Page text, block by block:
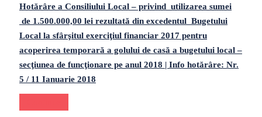
Hotărâre a Consiliului Local – privind utilizarea sumei
de 1.500.000,00 lei rezultată din excedentul Bugetului
Local la sfârşitul exerciţiul financiar 2017 pentru
acoperirea temporară a golului de casă a bugetului local –
secţiunea de funcţionare pe anul 2018 | Info hotărâre: Nr.
5 / 11 Ianuarie 2018